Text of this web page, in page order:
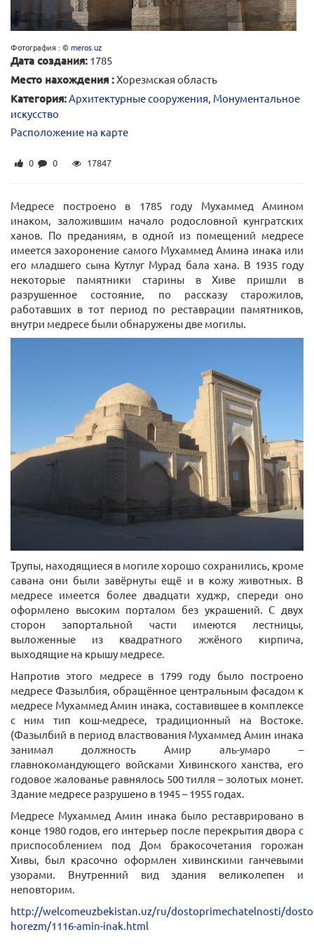
Фотография : ©meros.uz
Дата создания: 1785
Место нахождения :Хорезмская область
Категория:Архитектурные сооружения, Монументальное
искусство
Расположение на карте
0 0 17847
Медресе построено в 1785 году Мухаммед Амином
инаком, заложившим начало родословной кунгратских
ханов. По преданиям, в одной из помещений медресе
имеется захоронение самого Мухаммед Амина инака или
его младшего сына Кутлуг Мурад бала хана. В 1935 году
некоторые памятники старины в Хиве пришли в
разрушенное состояние, по рассказу старожилов,
работавших в тот период по реставрации памятников,
внутри медресе были обнаружены две могилы.
Трупы, находящиеся в могиле хорошо сохранились, кроме
савана они были завёрнуты ещё и в кожу животных. В
медресе имеется более двадцати худжр, спереди оно
оформлено высоким порталом без украшений. С двух
сторон запортальной части имеются лестницы,
выложенные из квадратного жжёного кирпича,
выходящие на крышу медресе.
Напротив этого медресе в 1799 году было построено
медресе Фазылбия, обращённое центральным фасадом к
медресе Мухаммед Амин инака, составившее в комплексе
с ним тип кош-медресе, традиционный на Востоке.
(Фазылбий в период властвования Мухаммед Амин инака
занимал должность Амир аль-умаро –
главнокомандующего войсками Хивинского ханства, его
годовое жалованье равнялось 500 тилля – золотых монет.
Здание медресе разрушено в 1945 – 1955 годах.
Медресе Мухаммед Амин инака было реставрировано в
конце 1980 годов, его интерьер после перекрытия двора с
приспособлением под Дом бракосочетания горожан
Хивы, был красочно оформлен хивинскими ганчевыми
узорами. Внутренний вид здания великолепен и
неповторим.
http://welcomeuzbekistan.uz/ru/dostoprimechatelnosti/
horezm/1116-amin-inak.html